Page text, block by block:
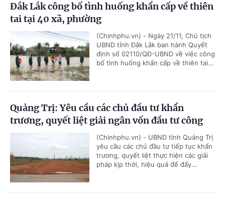
Đắk Lắk công bố tình huống khẩn cấp về thiên
tai tại 40 xã, phường
(Chinhphu.vn) - Ngày 21/11, Chủ tịch
UBND tỉnh Đắk Lắk ban hành Quyết
định số 02110/QĐ-UBND về việc công
bố tình huống khẩn cấp về thiên tai...
Quảng Trị: Yêu cầu các chủ đầu tư khẩn
trương, quyết liệt giải ngân vốn đầu tư công
(Chinhphu.vn) - UBND tỉnh Quảng Trị
yêu cầu các chủ đầu tư tiếp tục khẩn
trương, quyết liệt thực hiện các giải
pháp kịp thời, hiệu quả để đẩy...